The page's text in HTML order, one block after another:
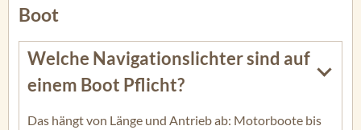
Boot
Welche Navigationslichter sind auf
einem Boot Pflicht?
Das hängt von Länge und Antrieb ab: Motorboote bis